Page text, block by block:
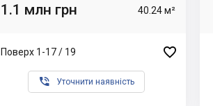
1.1 млн грн 40.24 м²
Поверх 1-17 / 19 
 Уточнити наявність